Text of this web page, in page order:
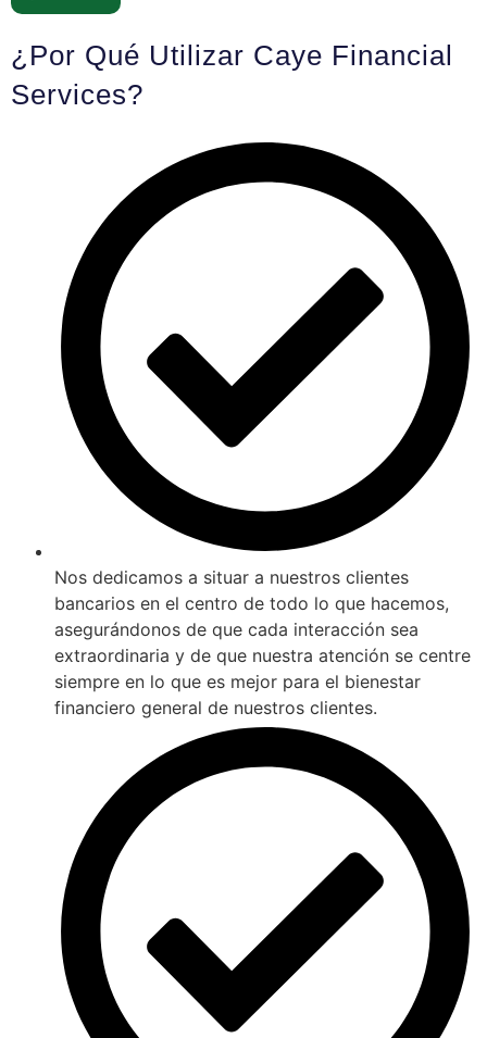
¿Por Qué Utilizar Caye Financial
Services?
Nos dedicamos a situar a nuestros clientes
bancarios en el centro de todo lo que hacemos,
asegurándonos de que cada interacción sea
extraordinaria y de que nuestra atención se centre
siempre en lo que es mejor para el bienestar
financiero general de nuestros clientes.